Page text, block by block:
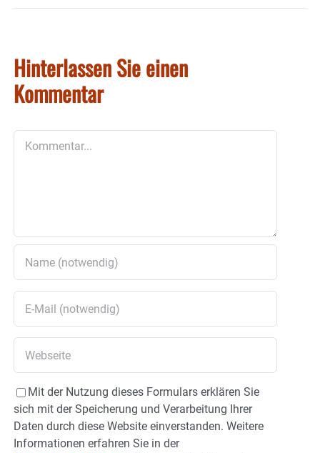
Hinterlassen Sie einen
Kommentar
Mit der Nutzung dieses Formulars erklären Sie
sich mit der Speicherung und Verarbeitung Ihrer
Daten durch diese Website einverstanden. Weitere
Informationen erfahren Sie in der